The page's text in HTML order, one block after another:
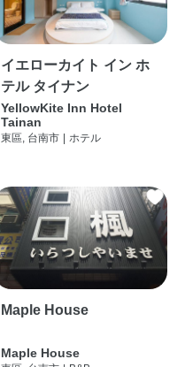
イエローカイト イン ホ
テル タイナン
YellowKite Inn Hotel
Tainan
東區, 台南市 | ホテル
Maple House
Maple House